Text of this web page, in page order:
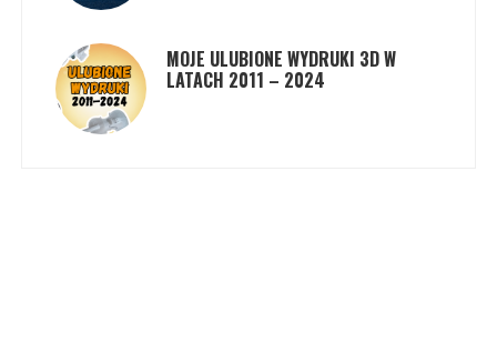
MOJE ULUBIONE WYDRUKI 3D W
LATACH 2011 – 2024